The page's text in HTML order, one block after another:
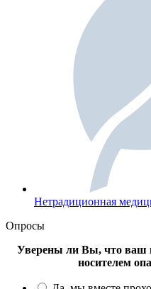
Нетрадиционная
Опросы
Уверены ли Вы, что ваш
носителем